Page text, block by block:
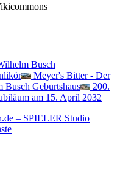
Busch
Meyer's Bitter - Der
200.
am 15. April 2032
– SPIELER Studio